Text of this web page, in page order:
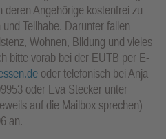
Angehörige kostenfrei zu
Teilhabe. Darunter fallen
Wohnen, Bildung und vieles
bitte vorab bei der EUTB per E-
oder telefonisch bei Anja
oder Eva Stecker unter
auf die Mailbox sprechen)
an.